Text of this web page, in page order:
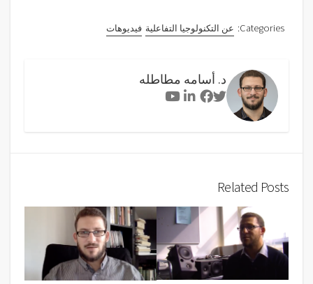
Categories: عن التكنولوجيا التفاعلية فيديوهات
د. أسامه مطاطله
Twitter
Facebook
Linkedin
Related Posts